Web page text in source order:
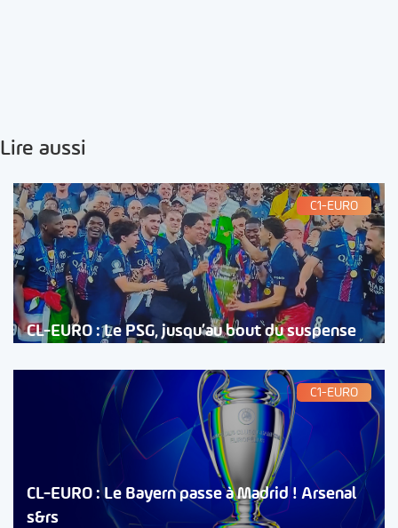
Lire aussi
C1-EURO
CL-EURO : Le PSG, jusqu’au bout du suspense
C1-EURO
CL-EURO : Le Bayern passe à Madrid ! Arsenal
s&rs